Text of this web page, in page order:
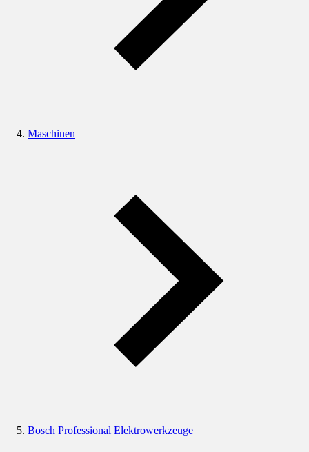
Maschinen
Bosch Professional Elektrowerkzeuge